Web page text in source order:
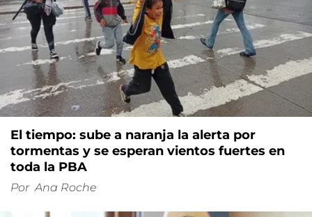
El tiempo: sube a naranja la alerta por
tormentas y se esperan vientos fuertes en
toda la PBA
Por Ana Roche